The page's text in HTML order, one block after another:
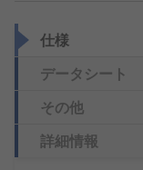
仕様
データシート
その他
詳細情報